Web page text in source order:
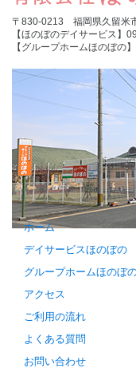
〒830-0213 福岡県久留米
【ほのぼのデイサービス】
【グループホームほのぼの
ホーム
デイサービスほのぼの
グループホームほのぼ
アクセス
ご利用の流れ
よくある質問
お問い合わせ